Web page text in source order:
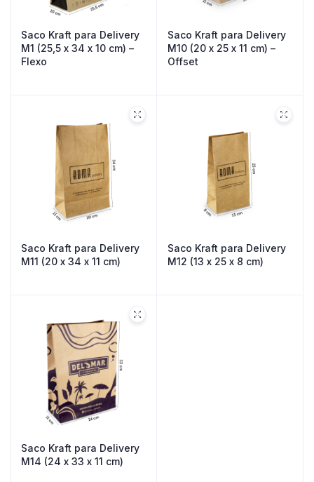
Saco Kraft para Delivery
M1 (25,5 x 34 x 10 cm) –
Flexo
Saco Kraft para Delivery
M10 (20 x 25 x 11 cm) –
Offset
Saco Kraft para Delivery
M11 (20 x 34 x 11 cm)
Saco Kraft para Delivery
M12 (13 x 25 x 8 cm)
Saco Kraft para Delivery
M14 (24 x 33 x 11 cm)